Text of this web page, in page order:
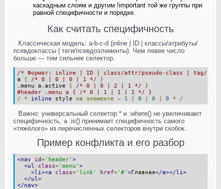
каскадным слоям и другим !important той же группы при
равной специфичности и порядке.
Как считать специфичность
Классическая модель: a-b-c-d (inline | ID | классы/атрибуты/
псевдоклассы | теги/псевдоэлементы). Чем левее число
больше — тем сильнее селектор.
/* Формат: inline | ID | class/attr/pseudo-class | tag/
a { /* 0 | 0 | 0 | 1 */
}
. menu a . active { /* 0 | 0 | 2 | 1 */
}
#header .menu a { /* 0 | 1 | 1 | 1 */ }
/
* inline style на элементе — 1 0 0 0 * /
Важно: универсальный селектор * и :where() не увеличивают
специфичность, а :is() принимает специфичность самого
«тяжёлого» из перечисленных селекторов внутри скобок.
Пример конфликта и его разбор
<nav id='header' >
<ul
class='menu' >
<li><a
class='link' href='#' >Главная</a></li>
</ul>
</nav>